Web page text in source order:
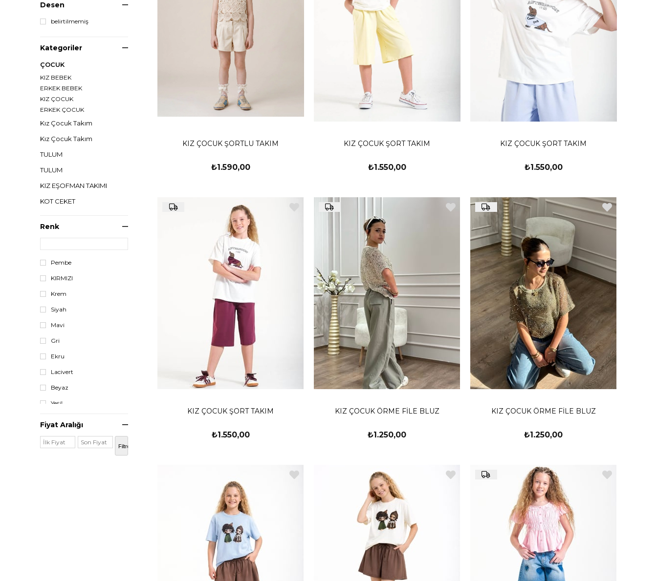
Desen
belirtilmemiş
Kategoriler
ÇOCUK
KIZ BEBEK
ERKEK BEBEK
KIZ ÇOCUK
ERKEK ÇOCUK
Kız Çocuk Takım
Kız Çocuk Takım
TULUM
TULUM
KIZ EŞOFMAN TAKIMI
KOT CEKET
ÜST GİYİM
GÖMLEK
ALT GİYİM
TAKIMLAR
CEKET
ELBİSE
YENİ GELENLER
İNDİRİM
BÜYÜK BEDEN
ÇANTA CÜZDAN
Renk
Pembe
KIRMIZI
Krem
Siyah
Mavi
Gri
Ekru
Lacivert
Beyaz
Yeşil
Vizon
Ekru
Fiyat Aralığı
Filtrele
KIZ ÇOCUK ŞORTLU TAKIM
₺1.590,00
KIZ ÇOCUK ŞORT TAKIM
₺1.550,00
KIZ ÇOCUK ŞORT TAKIM
₺1.550,00
KIZ ÇOCUK ŞORT TAKIM
₺1.550,00
KIZ ÇOCUK ÖRME FİLE BLUZ
₺1.250,00
KIZ ÇOCUK ÖRME FİLE BLUZ
₺1.250,00